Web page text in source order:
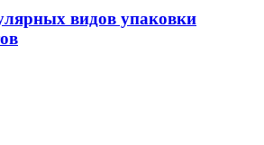
видов упаковки